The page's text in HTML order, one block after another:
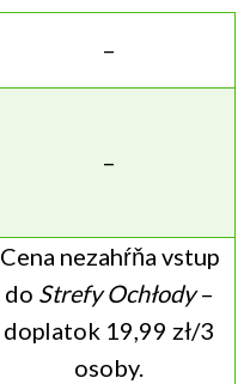
–
–
Cena nezahŕňa vstup
do Strefy Ochłody–
doplatok 19,99 zł/3
osoby.